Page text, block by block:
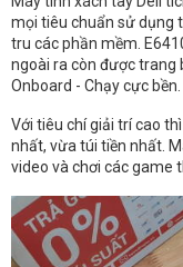
mọi tiêu chuẩn sử dụng
tru các phần mềm.
ngoài ra còn được trang
Onboard - Chạy cực bền.
Với tiêu chí giải trí cao
nhất, vừa túi tiền nhất.
video và chơi các game